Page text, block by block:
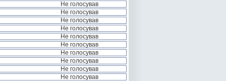
Не голосував
Не голосував
Не голосував
Не голосував
Не голосував
Не голосував
Не голосував
Не голосував
Не голосував
Не голосував